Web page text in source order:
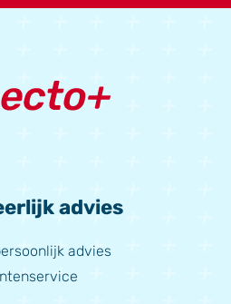
advies
advies